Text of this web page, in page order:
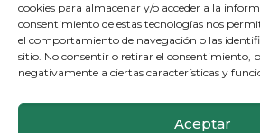
cookies para almacenar y/o acceder a la
consentimiento de estas tecnologías nos
el comportamiento de navegación o las
sitio. No consentir o retirar el consentimiento,
negativamente a ciertas características y
Aceptar